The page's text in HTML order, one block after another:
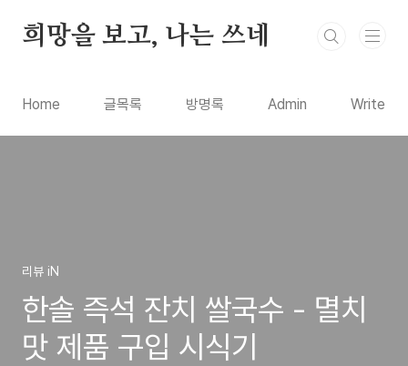
희망을 보고, 나는 쓰네
Home 글목록 방명록 Admin Write
리뷰 iN
한솔 즉석 잔치 쌀국수 - 멸치
맛 제품 구입 시식기